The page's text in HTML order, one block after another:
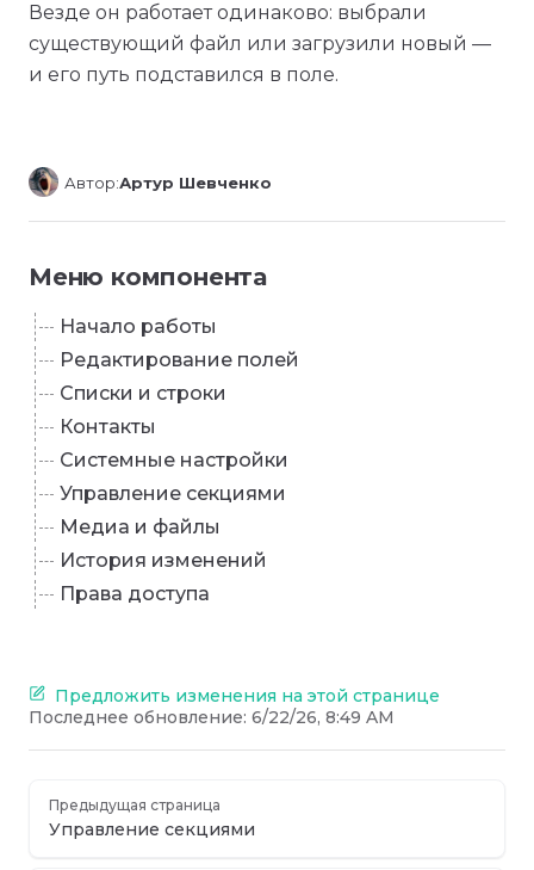
Везде он работает одинаково: выбрали
существующий файл или загрузили новый —
и его путь подставился в поле.
Автор:Артур Шевченко
Меню компонента
Начало работы
Редактирование полей
Списки и строки
Контакты
Системные настройки
Управление секциями
Медиа и файлы
История изменений
Права доступа
Предложить изменения на этой странице
Последнее обновление: 6/22/26, 8:49 AM
Предыдущая страница
Управление секциями